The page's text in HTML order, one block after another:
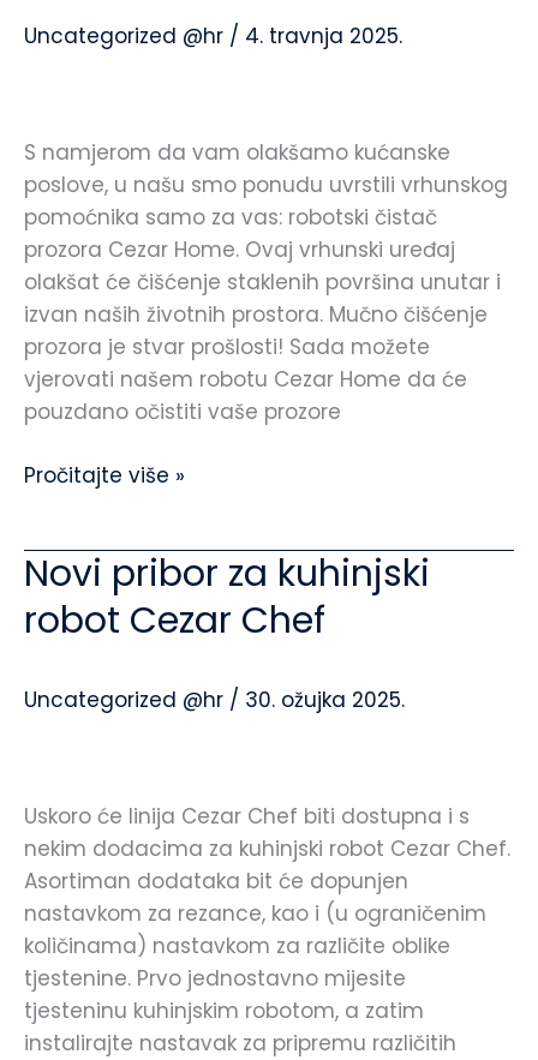
Uncategorized @hr / 4. travnja 2025.
S namjerom da vam olakšamo kućanske
poslove, u našu smo ponudu uvrstili vrhunskog
pomoćnika samo za vas: robotski čistač
prozora Cezar Home. Ovaj vrhunski uređaj
olakšat će čišćenje staklenih površina unutar i
izvan naših životnih prostora. Mučno čišćenje
prozora je stvar prošlosti! Sada možete
vjerovati našem robotu Cezar Home da će
pouzdano očistiti vaše prozore
čistač
Pročitajte više »
Novi pribor za kuhinjski
robot Cezar Chef
Uncategorized @hr / 30. ožujka 2025.
Uskoro će linija Cezar Chef biti dostupna i s
nekim dodacima za kuhinjski robot Cezar Chef.
Asortiman dodataka bit će dopunjen
nastavkom za rezance, kao i (u ograničenim
količinama) nastavkom za različite oblike
tjestenine. Prvo jednostavno mijesite
tjesteninu kuhinjskim robotom, a zatim
instalirajte nastavak za pripremu različitih
Novi
za
robot